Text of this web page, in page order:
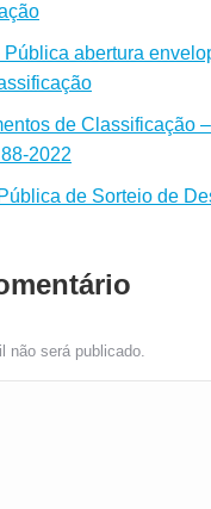
abertura
de Classificação
2022
de Sorteio de
não será publicado.